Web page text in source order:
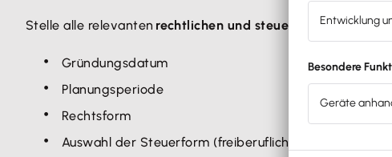
Stelle alle relevanten rechtlichen und steuerlichen
Gründungsdatum
Planungsperiode
Rechtsform
Auswahl der Steuerform (freiberuflich oder gewerblich)